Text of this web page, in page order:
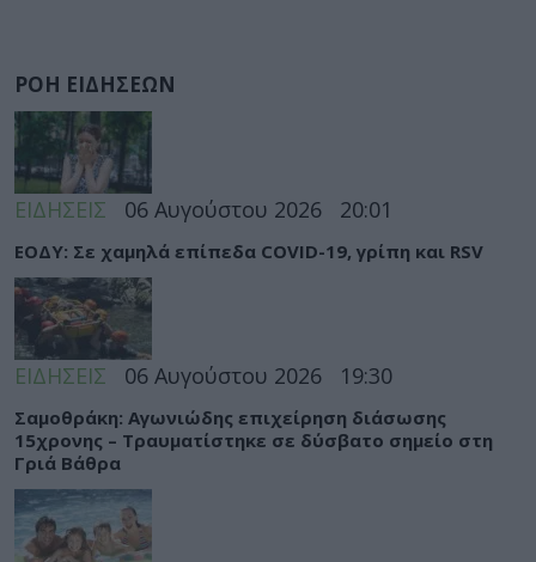
ΡΟΗ ΕΙΔΗΣΕΩΝ
ΕΙΔΗΣΕΙΣ 06 Αυγούστου 2026 20:01
ΕΟΔΥ: Σε χαμηλά επίπεδα COVID-19, γρίπη και RSV
ΕΙΔΗΣΕΙΣ 06 Αυγούστου 2026 19:30
Σαμοθράκη: Αγωνιώδης επιχείρηση διάσωσης
15χρονης – Τραυματίστηκε σε δύσβατο σημείο στη
Γριά Βάθρα